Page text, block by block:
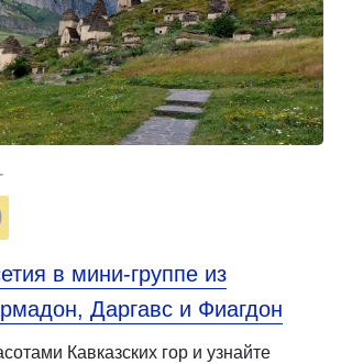
в мини-группе из
Даргавс и Фиагдон
Кавказских гор и узнайте